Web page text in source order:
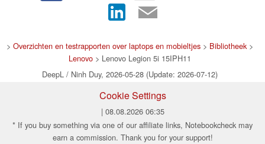
> Overzichten en testrapporten over laptops en mobieltjes> Bibliotheek>
Lenovo> Lenovo Legion 5i 15IPH11
DeepL / Ninh Duy, 2026-05-28 (Update: 2026-07-12)
Cookie Settings
| 08.08.2026 06:35
* If you buy something via one of our affiliate links, Notebookcheck may
earn a commission. Thank you for your support!